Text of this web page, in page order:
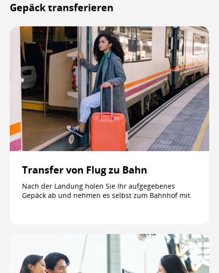
Gepäck transferieren
Transfer von Flug zu Bahn
Nach der Landung holen Sie Ihr aufgegebenes
Gepäck ab und nehmen es selbst zum Bahnhof mit.